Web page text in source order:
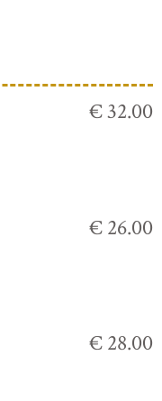
€ 32.00
€ 26.00
€ 28.00